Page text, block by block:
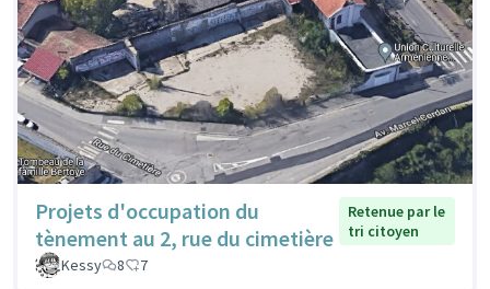
Projets d'occupation du
tènement au 2, rue du cimetière
Retenue par le
tri citoyen
Kessy
8 7